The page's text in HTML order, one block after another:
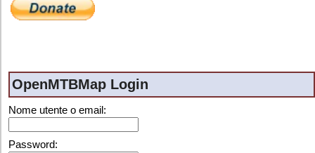
OpenMTBMap Login
Nome utente o email:
Password: